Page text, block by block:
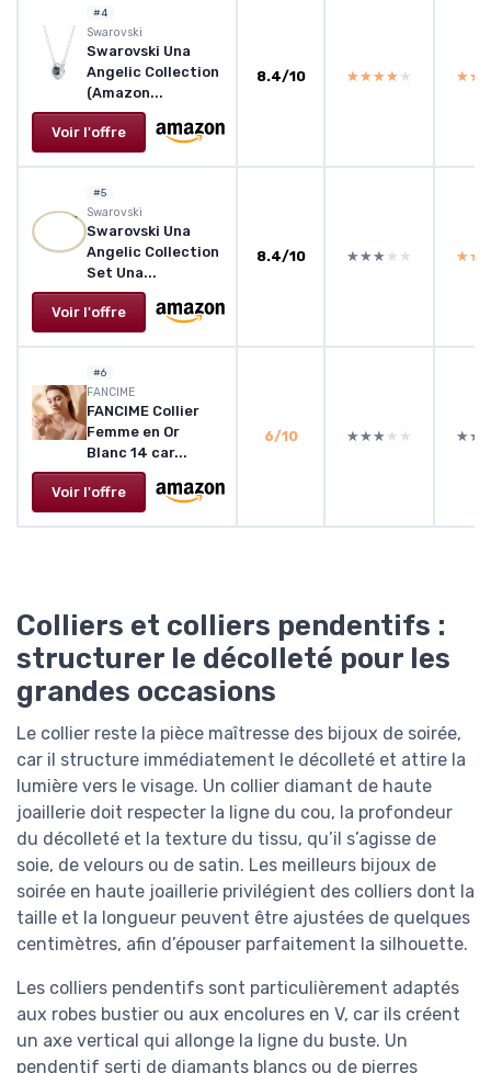
#4
Swarovski
Swarovski Una
Angelic Collection
(Amazon...
Voir l'offre
8.4/10 ★★★★★
★★★★★
#5
Swarovski
Swarovski Una
Angelic Collection
Set Una...
Voir l'offre
8.4/10 ★★★★★
★★★★★
#6
FANCIME
FANCIME Collier
Femme en Or
Blanc 14 car...
Voir l'offre
6/10 ★★★★★
★★★★★
Colliers et colliers pendentifs :
structurer le décolleté pour les
grandes occasions
Le collier reste la pièce maîtresse des bijoux de soirée,
car il structure immédiatement le décolleté et attire la
lumière vers le visage. Un collier diamant de haute
joaillerie doit respecter la ligne du cou, la profondeur
du décolleté et la texture du tissu, qu’il s’agisse de
soie, de velours ou de satin. Les meilleurs bijoux de
soirée en haute joaillerie privilégient des colliers dont la
taille et la longueur peuvent être ajustées de quelques
centimètres, afin d’épouser parfaitement la silhouette.
Les colliers pendentifs sont particulièrement adaptés
aux robes bustier ou aux encolures en V, car ils créent
un axe vertical qui allonge la ligne du buste. Un
pendentif serti de diamants blancs ou de pierres